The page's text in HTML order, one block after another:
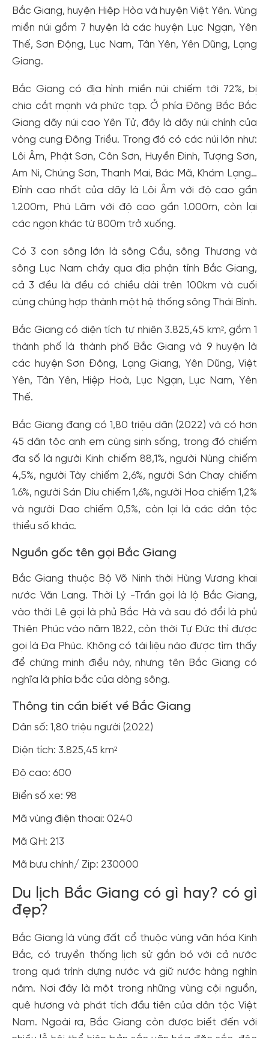
Bắc Giang, huyện Hiệp Hòa và huyện Việt Yên. Vùng
miền núi gồm 7 huyện là các huyện Lục Ngạn, Yên
Thế, Sơn Động, Lục Nam, Tân Yên, Yên Dũng, Lạng
Giang.
Bắc Giang có địa hình miền núi chiếm tới 72%, bị
chia cắt mạnh và phức tạp. Ở phía Đông Bắc Bắc
Giang dãy núi cao Yên Tử, đây là dãy núi chính của
vòng cung Đông Triều. Trong đó có các núi lớn như:
Lôi Âm, Phật Sơn, Côn Sơn, Huyền Đinh, Tượng Sơn,
Am Ni, Chúng Sơn, Thanh Mai, Bác Mã, Khám Lạng…
Đỉnh cao nhất của dãy là Lôi Âm với độ cao gần
1.200m, Phú Lãm với độ cao gần 1.000m, còn lại
các ngọn khác từ 800m trở xuống.
Có 3 con sông lớn là sông Cầu, sông Thương và
sông Lục Nam chảy qua địa phận tỉnh Bắc Giang,
cả 3 đều là đều có chiều dài trên 100km và cuối
cùng chúng hợp thành một hệ thống sông Thái Bình.
Bắc Giang có diện tích tự nhiên 3.825,45 km², gồm 1
thành phố là thành phố Bắc Giang và 9 huyện là
các huyện Sơn Động, Lạng Giang, Yên Dũng, Việt
Yên, Tân Yên, Hiệp Hoà, Lục Ngạn, Lục Nam, Yên
Thế.
Bắc Giang đang có 1,80 triệu dân (2022) và có hơn
45 dân tộc anh em cùng sinh sống, trong đó chiếm
đa số là người Kinh chiếm 88,1%, người Nùng chiếm
4,5%, người Tày chiếm 2,6%, người Sán Chay chiếm
1.6%, người Sán Dìu chiếm 1,6%, người Hoa chiếm 1,2%
và người Dao chiếm 0,5%, còn lại là các dân tộc
thiểu số khác.
Nguồn gốc tên gọi Bắc Giang
Bắc Giang thuộc Bộ Võ Ninh thời Hùng Vương khai
nước Văn Lang. Thời Lý -Trần gọi là lộ Bắc Giang,
vào thời Lê gọi là phủ Bắc Hà và sau đó đổi là phủ
Thiên Phúc vào năm 1822, còn thời Tự Đức thì được
gọi là Đa Phúc. Không có tài liệu nào được tìm thấy
để chứng minh điều này, nhưng tên Bắc Giang có
nghĩa là phía bắc của dòng sông.
Thông tin cần biết về Bắc Giang
Dân số: 1,80 triệu người (2022)
Diện tích: 3.825,45 km²
Độ cao: 600
Biển số xe: 98
Mã vùng điện thoại: 0240
Mã QH: 213
Mã bưu chính/ Zip: 230000
Du lịch Bắc Giang có gì hay? có gì
đẹp?
Bắc Giang là vùng đất cổ thuộc vùng văn hóa Kinh
Bắc, có truyền thống lịch sử gắn bó với cả nước
trong quá trình dựng nước và giữ nước hàng nghìn
năm. Nơi đây là một trong những vùng cội nguồn,
quê hương và phát tích đầu tiên của dân tộc Việt
Nam. Ngoài ra, Bắc Giang còn được biết đến với